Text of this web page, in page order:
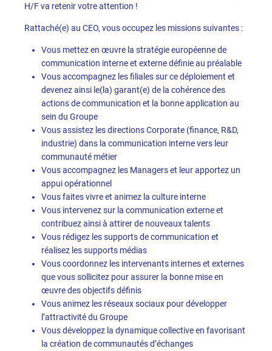
H/F va retenir votre attention !
Rattaché(e) au CEO, vous occupez les missions suivantes :
Vous mettez en œuvre la stratégie européenne de
communication interne et externe définie au préalable
Vous accompagnez les filiales sur ce déploiement et
devenez ainsi le(la) garant(e) de la cohérence des
actions de communication et la bonne application au
sein du Groupe
Vous assistez les directions Corporate (finance, R&D,
industrie) dans la communication interne vers leur
communauté métier
Vous accompagnez les Managers et leur apportez un
appui opérationnel
Vous faites vivre et animez la culture interne
Vous intervenez sur la communication externe et
contribuez ainsi à attirer de nouveaux talents
Vous rédigez les supports de communication et
réalisez les supports médias
Vous coordonnez les intervenants internes et externes
que vous sollicitez pour assurer la bonne mise en
œuvre des objectifs définis
Vous animez les réseaux sociaux pour développer
l’attractivité du Groupe
Vous développez la dynamique collective en favorisant
la création de communautés d’échanges